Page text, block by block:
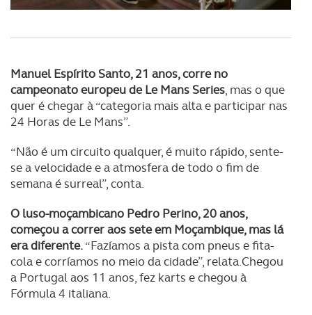
Manuel Espírito Santo, 21 anos, corre no
campeonato europeu de Le Mans Series, mas o que
quer é chegar à “categoria mais alta e participar nas
24 Horas de Le Mans”.
“Não é um circuito qualquer, é muito rápido, sente-
se a velocidade e a atmosfera de todo o fim de
semana é surreal”, conta.
O luso-moçambicano Pedro Perino, 20 anos,
começou a correr aos sete em Moçambique, mas lá
era diferente.“Fazíamos a pista com pneus e fita-
cola e corríamos no meio da cidade”, relata.Chegou
a Portugal aos 11 anos, fez karts e chegou à
Fórmula 4 italiana.